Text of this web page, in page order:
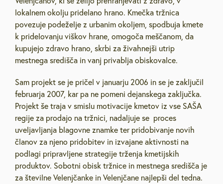
lokalnem okolju pridelano hrano. Kmečka tržnica
povezuje podeželje z urbanim okoljem, spodbuja kmete
k pridelovanju viškov hrane, omogoča meščanom, da
kupujejo zdravo hrano, skrbi za živahnejši utrip
mestnega središča in vanj privablja obiskovalce.
Sam projekt se je pričel v januarju 2006 in se je zaključil
februarja 2007, kar pa ne pomeni dejanskega zaključka.
Projekt še traja v smislu motivacije kmetov iz vse SAŠA
regije za prodajo na tržnici, nadaljuje se proces
uveljavljanja blagovne znamke ter pridobivanje novih
članov za njeno pridobitev in izvajane aktivnosti na
podlagi pripravljene strategije trženja kmetijskih
produktov. Sobotni obisk tržnice in mestnega središča je
za številne Velenjčanke in Velenjčane najlepši del tedna.